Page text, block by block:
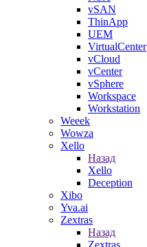
vSAN
ThinApp
UEM
VirtualCenter
vCloud
vCenter
vSphere
Workspace
Workstation
Weeek
Wowza
Xello
Назад
Xello
Deception
Xibo
Yva.ai
Zextras
Назад
Zextras